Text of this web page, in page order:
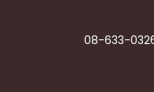
08-633-